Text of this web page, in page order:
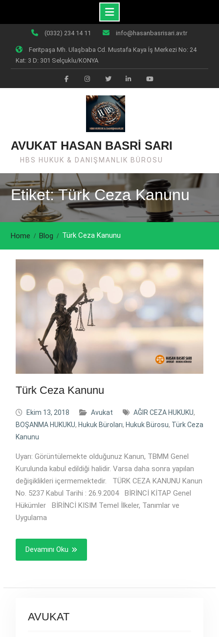
content
(0332) 234 14 11 info@hasanbasrisari.av.tr
Feritpaşa Mh. Ulaşbaba Cd. Mustafa Kaya İş Merkezi No: 24
Kat: 3 D: 301 Selçuklu/KONYA
FacebookInstagramTwiter LinkedinYoutube
AVUKAT HASAN BASRİ SARI
HBS HUKUK & DANIŞMANLIK BÜROSU
Etiket: Türk Ceza Kanunu
Home Blog Türk Ceza Kanunu
Türk Ceza Kanunu
Ekim 13, 2018 Avukat AĞIR CEZA HUKUKU,
BOŞANMA HUKUKU, Hukuk Büroları, Hukuk Bürosu, Türk Ceza
Kanunu
Uyarı: Görüntülemekte olduğunuz Kanun, TBMM Genel
Kurulunda kabul edildiği halidir. Varsa daha sonra yapılan
değişiklikleri içermemektedir. TÜRK CEZA KANUNU Kanun
No. 5237 Kabul Tarihi : 26.9.2004 BİRİNCİ KİTAP Genel
Hükümler BİRİNCİ KISIM Temel İlkeler, Tanımlar ve
Uygulama
Devamını Oku
AVUKAT